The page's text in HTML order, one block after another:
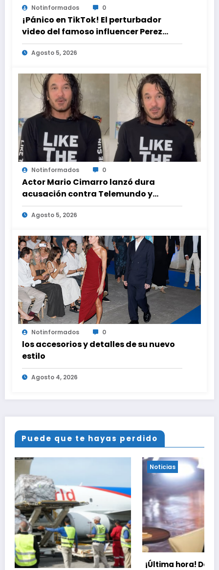
Notinformados 0
¡Pánico en TikTok! El perturbador
video del famoso influencer Perez
Hilton que obligó a sus fans a pedir
ayuda médica
Agosto 5, 2026
Notinformados 0
Actor Mario Cimarro lanzó dura
acusación contra Telemundo y
advirtió que lo que hacen en su contra
es ilegal en EEUU
Agosto 5, 2026
Notinformados 0
los accesorios y detalles de su nuevo
estilo
Agosto 4, 2026
Puede que te hayas perdido
Noticias
¡Última hora! Delegación encabezada por